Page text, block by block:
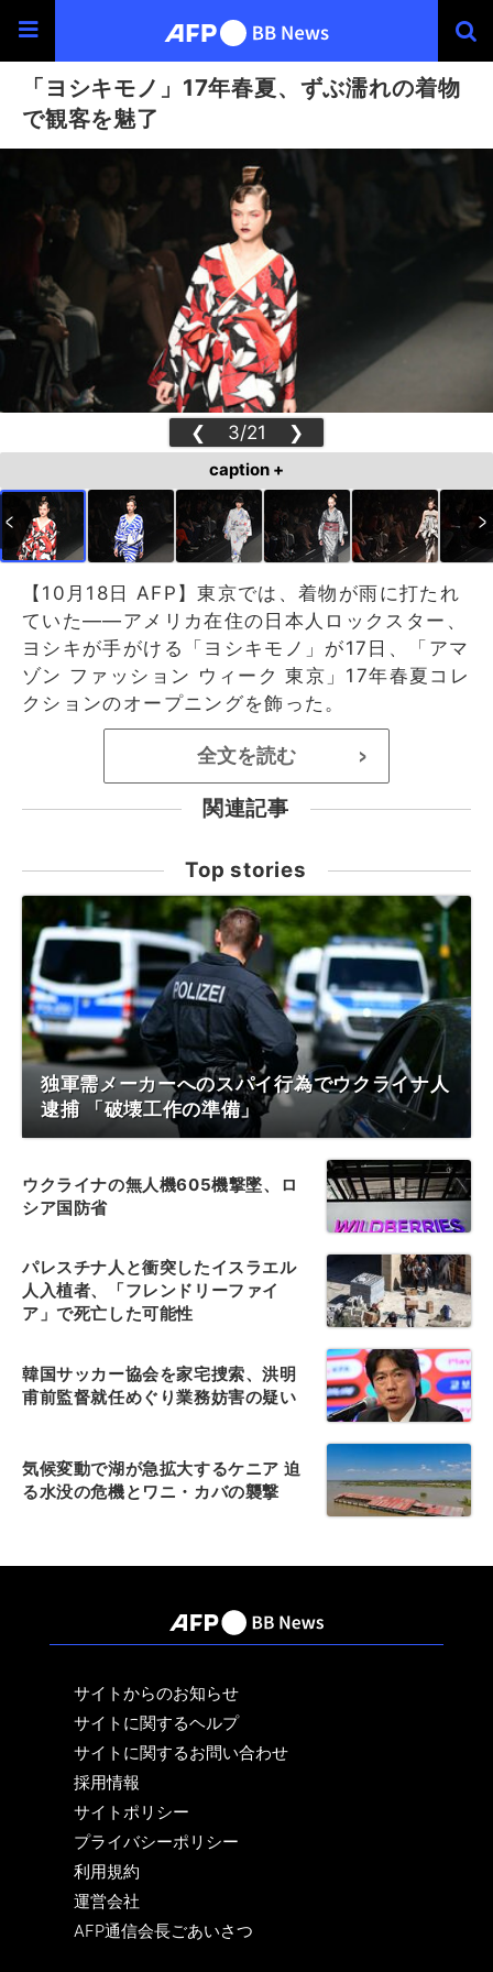
「ヨシキモノ」17年春夏、ずぶ濡れの着物
で観客を魅了
❮ 3/21 ❯
caption +
【10月18日 AFP】東京では、着物が雨に打たれ
ていた――アメリカ在住の日本人ロックスター、
ヨシキが手がける「ヨシキモノ」が17日、「アマ
ゾン ファッション ウィーク 東京」17年春夏コレ
クションのオープニングを飾った。
全文を読む >
関連記事
Top stories
独軍需メーカーへのスパイ行為でウクライナ人
逮捕 「破壊工作の準備」
ウクライナの無人機605機撃墜、ロ
シア国防省
パレスチナ人と衝突したイスラエル
人入植者、「フレンドリーファイ
ア」で死亡した可能性
韓国サッカー協会を家宅捜索、洪明
甫前監督就任めぐり業務妨害の疑い
気候変動で湖が急拡大するケニア 迫
る水没の危機とワニ・カバの襲撃
サイトからのお知らせ
サイトに関するヘルプ
サイトに関するお問い合わせ
採用情報
サイトポリシー
プライバシーポリシー
利用規約
運営会社
AFP通信会長ごあいさつ